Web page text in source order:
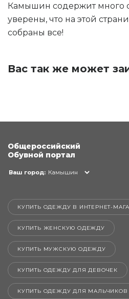
Камышин содержит много
уверены, что на этой
собраны все!
Вас так же может
Общероссийский
Обувной портал
Ваш город: Камышин
КУПИТЬ ОДЕЖДУ В ИНТЕРНЕТ-
КУПИТЬ ЖЕНСКУЮ ОДЕЖДУ
КУПИТЬ МУЖСКУЮ ОДЕЖДУ
КУПИТЬ ОДЕЖДУ ДЛЯ ДЕВОЧЕК
КУПИТЬ ОДЕЖДУ ДЛЯ МАЛЬЧИКОВ